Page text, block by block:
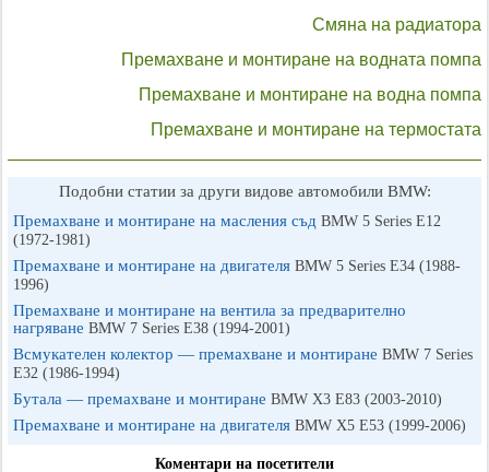
Смяна на радиатора
Премахване и монтиране на водната помпа
Премахване и монтиране на водна помпа
Премахване и монтиране на термостата
Подобни статии за други видове автомобили BMW:
Премахване и монтиране на масления съд BMW 5 Series E12
(1972-1981)
Премахване и монтиране на двигателя BMW 5 Series E34 (1988-
1996)
Премахване и монтиране на вентила за предварително
нагряване BMW 7 Series E38 (1994-2001)
Всмукателен колектор — премахване и монтиране BMW 7 Series
E32 (1986-1994)
Бутала — премахване и монтиране BMW X3 Е83 (2003-2010)
Премахване и монтиране на двигателя BMW X5 E53 (1999-2006)
Коментари на посетители